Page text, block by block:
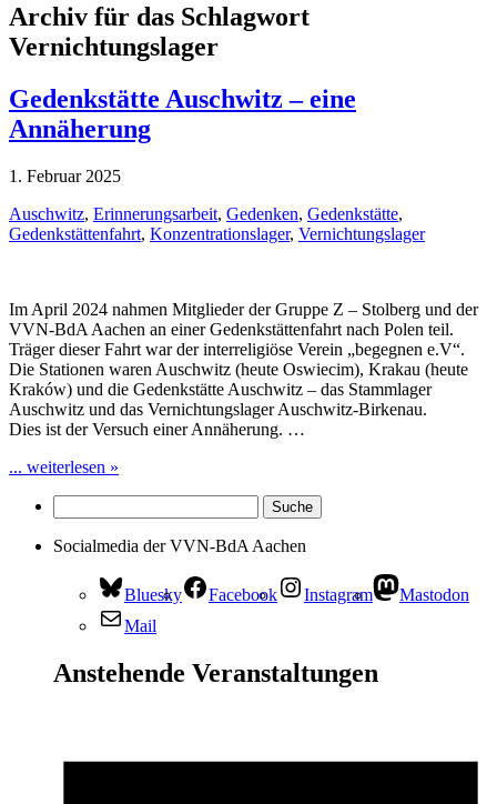
Archiv für das Schlagwort
Vernichtungslager
Gedenkstätte Auschwitz – eine
Annäherung
1. Februar 2025
Auschwitz, Erinnerungsarbeit, Gedenken, Gedenkstätte,
Gedenkstättenfahrt, Konzentrationslager, Vernichtungslager
Im April 2024 nahmen Mitglieder der Gruppe Z – Stolberg und der
VVN-BdA Aachen an einer Gedenkstättenfahrt nach Polen teil.
Träger dieser Fahrt war der interreligiöse Verein „begegnen e.V“.
Die Stationen waren Auschwitz (heute Oswiecim), Krakau (heute
Kraków) und die Gedenkstätte Auschwitz – das Stammlager
Auschwitz und das Vernichtungslager Auschwitz-Birkenau.
Dies ist der Versuch einer Annäherung. …
... weiterlesen »
Socialmedia der VVN-BdA Aachen
Bluesky Facebook Instagram
Mastodon
Mail
Anstehende Veranstaltungen